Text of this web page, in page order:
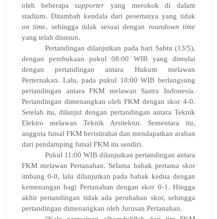
oleh beberapasupporter yang merokok di dalam
stadium. Ditambah kendala dari pesertanya yang tidak
on time, sehingga tidak sesuai dengan roundown time
yang telah disusun.
Pertandingan dilanjutkan pada hari Sabtu (13/5),
dengan pembukaan pukul 08:00 WIB yang dimulai
dengan pertandingan antara Hukum melawan
Perternakan. Lalu, pada pukul 10:00 WIB berlangsung
pertandingan antara FKM melawan Sastra Indonesia.
Pertandingan dimenangkan oleh FKM dengan skor 4-0.
Setelah itu, dilanjut dengan pertandingan antara Teknik
Elektro melawan Teknik Arsitektur. Sementara itu,
anggota futsal FKM beristirahat dan mendapatkan arahan
dari pendamping futsal FKM itu sendiri.
Pukul 11:00 WIB dilanjutkan pertandingan antara
FKM melawan Pertanahan. Selama babak pertama skor
imbang 0-0, lalu dilanjutkan pada babak kedua dengan
kemenangan bagi Pertanahan dengan skor 0-1. Hingga
akhir pertandingan tidak ada perubahan skor, sehingga
pertandingan dimenangkan oleh Jurusan Pertanahan.